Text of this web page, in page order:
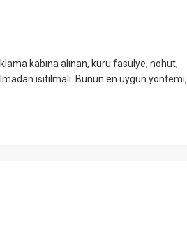
kabına alınan, kuru fasulye, nohut,
ısıtılmalı. Bunun en uygun yöntemi,